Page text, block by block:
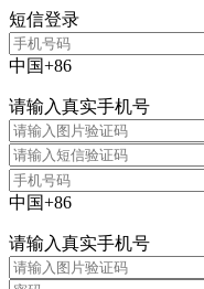
短信登录
中国+86
请输入真实手机号
中国+86
请输入真实手机号